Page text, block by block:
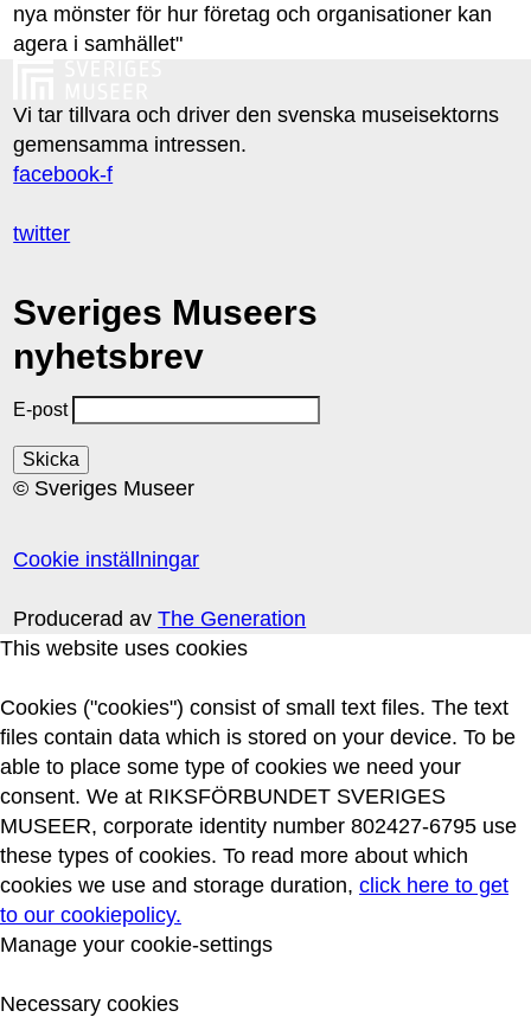
nya mönster för hur företag och organisationer kan
agera i samhället"
Vi tar tillvara och driver den svenska museisektorns
gemensamma intressen.
facebook-f
twitter
Sveriges Museers
nyhetsbrev
E-post
© Sveriges Museer
Cookie inställningar
Producerad avThe Generation
This website uses cookies
Cookies ("cookies") consist of small text files. The text
files contain data which is stored on your device. To be
able to place some type of cookies we need your
consent. We at RIKSFÖRBUNDET SVERIGES
MUSEER, corporate identity number 802427-6795 use
these types of cookies. To read more about which
cookies we use and storage duration, click here to get
to our cookiepolicy.
Manage your cookie-settings
Necessary cookies